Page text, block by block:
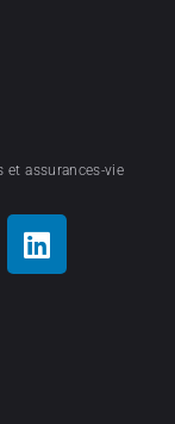
et assurances-vie